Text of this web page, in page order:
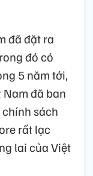
đã đặt ra
đó có
5 năm tới,
đã ban
sách
rất lạc
lai của Việt